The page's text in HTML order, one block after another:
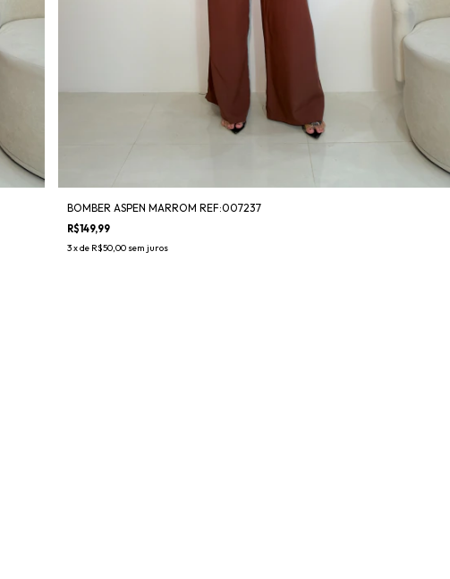
BOMBER ASPEN MARROM REF:007237
R$149,99
3x de R$50,00 sem juros